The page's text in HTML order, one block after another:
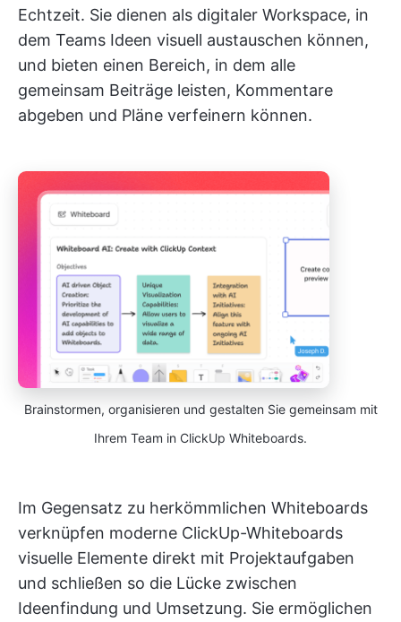
Echtzeit. Sie dienen als digitaler Workspace, in
dem Teams Ideen visuell austauschen können,
und bieten einen Bereich, in dem alle
gemeinsam Beiträge leisten, Kommentare
abgeben und Pläne verfeinern können.
Brainstormen, organisieren und gestalten Sie gemeinsam mit
Ihrem Team in ClickUp Whiteboards.
Im Gegensatz zu herkömmlichen Whiteboards
verknüpfen moderne ClickUp-Whiteboards
visuelle Elemente direkt mit Projektaufgaben
und schließen so die Lücke zwischen
Ideenfindung und Umsetzung. Sie ermöglichen